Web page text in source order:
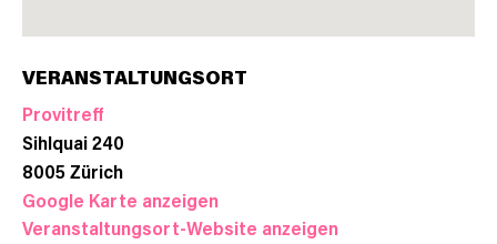
VERANSTALTUNGSORT
Provitreff
Sihlquai 240
8005Zürich
Google Karte anzeigen
Veranstaltungsort-Website anzeigen